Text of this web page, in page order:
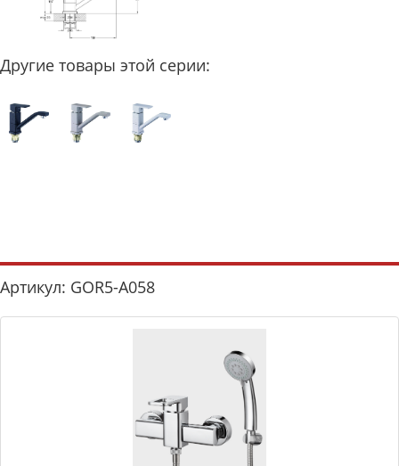
Другие товары этой серии:
Артикул: GOR5-A058